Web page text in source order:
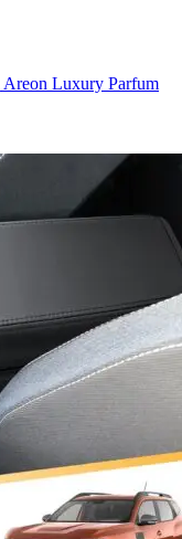
Areon Luxury Parfum